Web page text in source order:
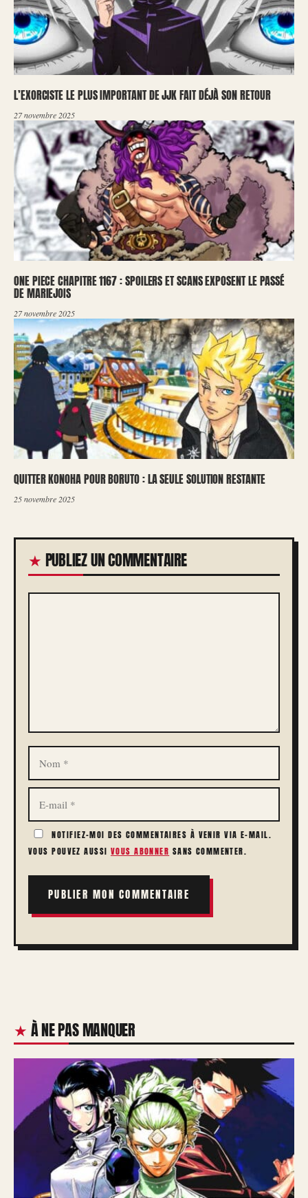
L’EXORCISTE LE PLUS IMPORTANT DE JJK FAIT DÉJÀ SON RETOUR
27 novembre 2025
ONE PIECE CHAPITRE 1167 : SPOILERS ET SCANS EXPOSENT LE PASSÉ
DE MARIEJOIS
27 novembre 2025
QUITTER KONOHA POUR BORUTO : LA SEULE SOLUTION RESTANTE
25 novembre 2025
PUBLIEZ UN COMMENTAIRE
MAIL
NOTIFIEZ-MOI DES COMMENTAIRES À VENIR VIA E-MAIL.
VOUS POUVEZ AUSSI VOUS ABONNER SANS COMMENTER.
À NE PAS MANQUER